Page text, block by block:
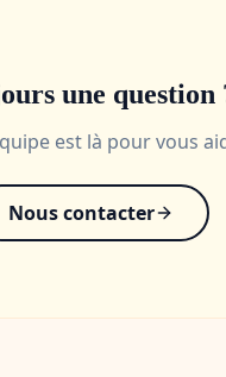
une question
est là pour vous
Nous contacter